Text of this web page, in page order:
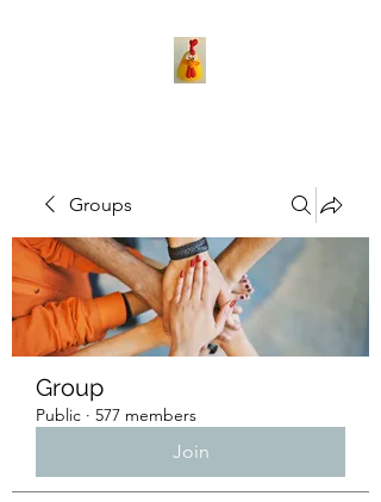
Groups
Group
Public · 577 members
Join